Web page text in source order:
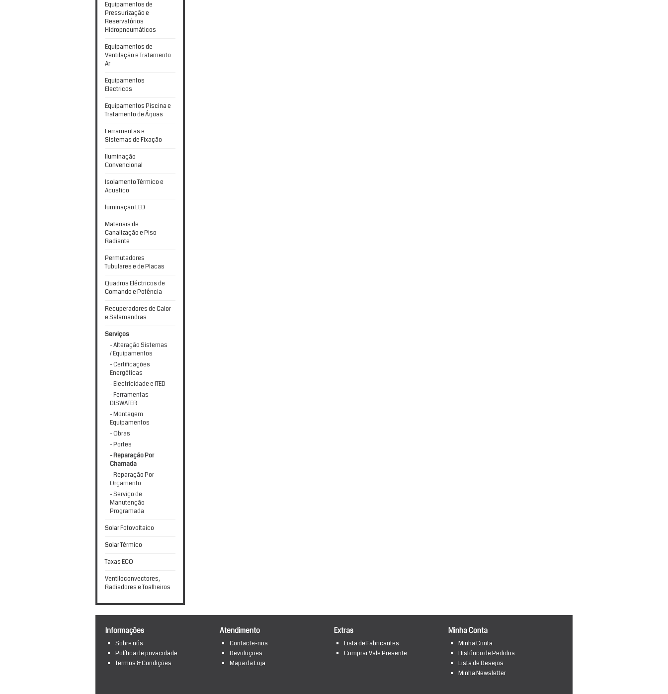
Equipamentos de
Pressurização e
Reservatórios
Hidropneumáticos
Equipamentos de
Ventilação e Tratamento
Ar
Equipamentos
Electricos
Equipamentos Piscina e
Tratamento de Águas
Ferramentas e
Sistemas de Fixação
Iluminação
Convencional
Isolamento Térmico e
Acustico
luminação LED
Materiais de
Canalização e Piso
Radiante
Permutadores
Tubulares e de Placas
Quadros Eléctricos de
Comando e Potência
Recuperadores de Calor
e Salamandras
Serviços
- Alteração Sistemas
/ Equipamentos
- Certificações
Energéticas
- Electricidade e ITED
- Ferramentas
DISWATER
- Montagem
Equipamentos
- Obras
- Portes
- Reparação Por
Chamada
- Reparação Por
Orçamento
- Serviço de
Manutenção
Programada
Solar Fotovoltaico
Solar Térmico
Taxas ECO
Ventiloconvectores,
Radiadores e Toalheiros
Informações
Sobre nós
Política de privacidade
Termos & Condições
Atendimento
Contacte-nos
Devoluções
Mapa da Loja
Extras
Lista de Fabricantes
Comprar Vale Presente
Minha Conta
Minha Conta
Histórico de Pedidos
Lista de Desejos
Minha Newsletter